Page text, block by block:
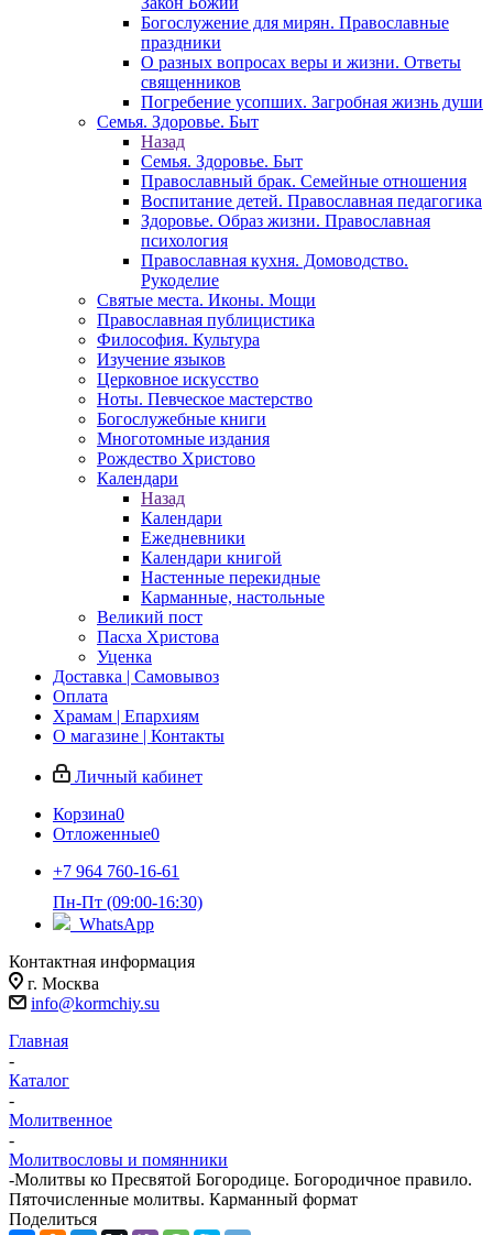
Богослужение для мирян. Православные
праздники
О разных вопросах веры и жизни. Ответы
священников
Погребение усопших. Загробная жизнь души
Семья. Здоровье. Быт
Назад
Семья. Здоровье. Быт
Православный брак. Семейные отношения
Воспитание детей. Православная педагогика
Здоровье. Образ жизни. Православная
психология
Православная кухня. Домоводство.
Рукоделие
Святые места. Иконы. Мощи
Православная публицистика
Философия. Культура
Изучение языков
Церковное искусство
Ноты. Певческое мастерство
Богослужебные книги
Многотомные издания
Рождество Христово
Календари
Назад
Календари
Ежедневники
Календари книгой
Настенные перекидные
Карманные, настольные
Великий пост
Пасха Христова
Уценка
Доставка | Самовывоз
Оплата
Храмам | Епархиям
О магазине | Контакты
Личный кабинет
Корзина0
Отложенные0
+7 964 760-16-61
Пн-Пт (09:00-16:30)
WhatsApp
Контактная информация
г. Москва
info@kormchiy.su
Главная
-
Каталог
-
Молитвенное
-
Молитвословы и помянники
-Молитвы ко Пресвятой Богородице. Богородичное правило.
Пяточисленные молитвы. Карманный формат
Поделиться